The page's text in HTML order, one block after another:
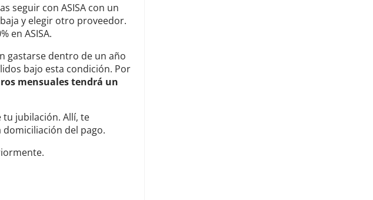
seguir con ASISA con un
y elegir otro proveedor.
en ASISA.
gastarse dentro de un año
bajo esta condición. Por
mensuales tendrá un
tu jubilación. Allí, te
del pago.